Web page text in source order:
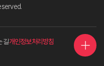
길개인정보처리방침